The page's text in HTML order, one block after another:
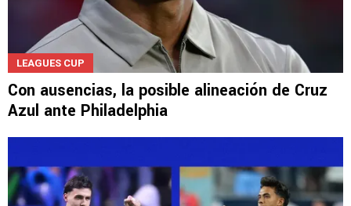
LEAGUES CUP
Con ausencias, la posible alineación de Cruz
Azul ante Philadelphia